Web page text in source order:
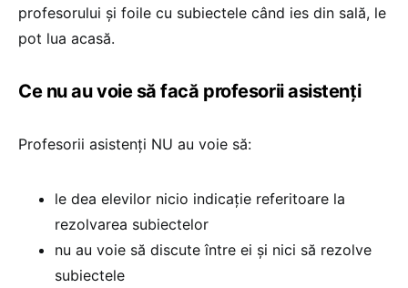
profesorului și foile cu subiectele când ies din sală, le
pot lua acasă.
Ce nu au voie să facă profesorii asistenți
Profesorii asistenți NU au voie să:
le dea elevilor nicio indicație referitoare la
rezolvarea subiectelor
nu au voie să discute între ei și nici să rezolve
subiectele